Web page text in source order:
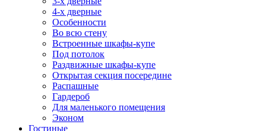
4-х дверные
Особенности
Во всю стену
Встроенные шкафы-купе
Под потолок
Раздвижные шкафы-купе
Открытая секция посередине
Распашные
Гардероб
Для маленького помещения
Эконом
Гостиные